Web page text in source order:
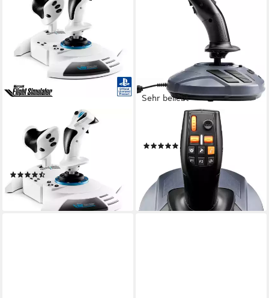
T.Flight Hotas 5 Microsoft
Flight Simulator Edition
Joystick
(2)
ab 97,50 €
lieferbar - in 2-3 Werktagen bei dir
Sehr beliebt
THRUSTMASTER
SimTask FarmStick Joystick
(20)
ab 82,89 €
lieferbar - in 3-4 Werktagen bei dir